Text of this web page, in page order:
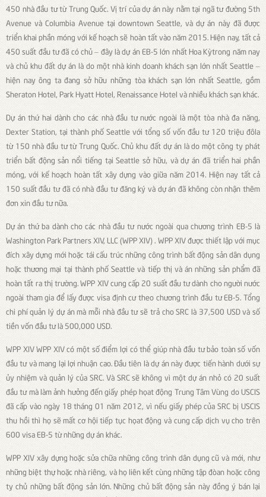
450 nhà đầu tư từ Trung Quốc. Vị trí của dự án này nằm tại ngã tư đường 5th
Avenue và Columbia Avenue tại downtown Seattle, và dự án này đã được
triển khai phần móng với kế hoạch sẽ hoàn tất vào năm 2015. Hiện nay, tất cả
450 suất đầu tư đã có chủ – đây là dự án EB-5 lớn nhất Hoa Kỳtrong năm nay
và chủ khu đất dự án là do một nhà kinh doanh khách sạn lớn nhất Seattle –
hiện nay ông ta đang sở hữu những tòa khách sạn lớn nhất Seattle, gồm
Sheraton Hotel, Park Hyatt Hotel, Renaissance Hotel và nhiều khách sạn khác.
Dự án thứ hai dành cho các nhà đầu tư nước ngoài là một tòa nhà đa năng,
Dexter Station, tại thành phố Seattle với tổng số vốn đầu tư 120 triệu đôla
từ 150 nhà đầu tư từ Trung Quốc. Chủ khu đất dự án là do một công ty phát
triển bất động sản nổi tiếng tại Seattle sở hữu, và dự án đã triển hai phần
móng, với kế hoạch hoàn tất xây dựng vào giữa năm 2014. Hiện nay tất cả
150 suất đầu tư đã có nhà đầu tư đăng ký và dự án đã không còn nhận thêm
đơn xin đầu tư nữa.
Dự án thứ ba dành cho các nhà đầu tư nước ngoài qua chương trình EB-5 là
Washington Park Partners XIV, LLC (WPP XIV) . WPP XIV được thiết lập với mục
đích xây dựng mới hoặc tái cấu trúc những công trình bất động sản dân dụng
hoặc thương mại tại thành phố Seattle và tiếp thị và án những sản phẩm đã
hoàn tất ra thị trường. WPP XIV cung cấp 20 suất đầu tư dành cho người nước
ngoài tham gia để lấy được visa định cư theo chương trình đầu tư EB-5. Tổng
chi phí quản lý dự án mà mỗi nhà đầu tư sẽ trả cho SRC là 37,500 USD và số
tiền vốn đầu tư là 500,000 USD.
WPP XIV WPP XIV có một số điểm lợi có thể giúp nhà đầu tư bảo toàn số vốn
đầu tư và mang lại lợi nhuận cao. Đầu tiên là dự án này được tiến hành dưới sự
ủy nhiệm và quản lý của SRC. Và SRC sẽ không vì một dự án nhỏ có 20 suất
đầu tư mà làm ảnh hưởng đến giấy phép họat động Trung Tâm Vùng do USCIS
đã cấp vào ngày 18 tháng 01 năm 2012, vì nếu giấy phép của SRC bị USCIS
thu hồi thì họ sẽ mất cơ hội tiếp tục họat động và cung cấp dịch vụ cho trên
600 visa EB-5 từ những dự án khác.
WPP XIV xây dựng hoặc sửa chữa những công trình dân dụng cũ và mới, như
những biệt thự hoặc nhà riêng, và họ liên kết cùng những tập đòan hoặc công
ty chủ những bất động sản lớn. Những chủ bất động sản này đồng ý bán lại